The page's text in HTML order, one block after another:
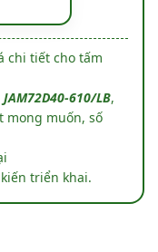
chi tiết cho tấm
JAM72D40-610/LB,
mong muốn, số
kiến triển khai.